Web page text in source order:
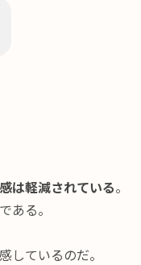
は軽減されている。
ある。
しているのだ。